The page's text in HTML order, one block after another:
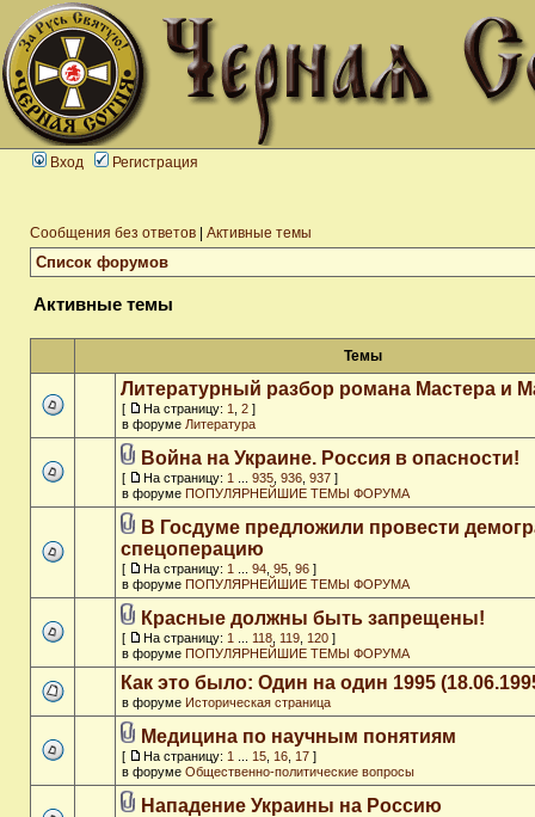
Вход Регистрация
Сообщения без ответов Активные темы
Список форумов
Активные темы
Темы
Литературный разбор романа Мастера и
[ На страницу: 1 2 ]
в форуме Литература
Война на Украине. Россия в опасности!
[ На страницу: 1 935 936 937 ]
в форуме ПОПУЛЯРНЕЙШИЕ ТЕМЫ ФОРУМА
В Госдуме предложили провести
спецоперацию
[ На страницу: 1 94 95 96 ]
в форуме ПОПУЛЯРНЕЙШИЕ ТЕМЫ ФОРУМА
Красные должны быть запрещены!
[ На страницу: 1 118 119 120 ]
в форуме ПОПУЛЯРНЕЙШИЕ ТЕМЫ ФОРУМА
Как это было: Один на один 1995
в форуме Историческая страница
Медицина по научным понятиям
[ На страницу: 1 15 16 17 ]
в форуме Общественно-политические вопросы
Нападение Украины на Россию